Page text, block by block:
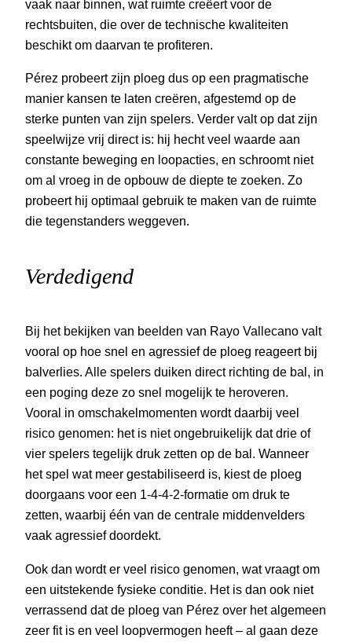
vaak naar binnen, wat ruimte creëert voor de
rechtsbuiten, die over de technische kwaliteiten
beschikt om daarvan te profiteren.
Pérez probeert zijn ploeg dus op een pragmatische
manier kansen te laten creëren, afgestemd op de
sterke punten van zijn spelers. Verder valt op dat zijn
speelwijze vrij direct is: hij hecht veel waarde aan
constante beweging en loopacties, en schroomt niet
om al vroeg in de opbouw de diepte te zoeken. Zo
probeert hij optimaal gebruik te maken van de ruimte
die tegenstanders weggeven.
Verdedigend
Bij het bekijken van beelden van Rayo Vallecano valt
vooral op hoe snel en agressief de ploeg reageert bij
balverlies. Alle spelers duiken direct richting de bal, in
een poging deze zo snel mogelijk te heroveren.
Vooral in omschakelmomenten wordt daarbij veel
risico genomen: het is niet ongebruikelijk dat drie of
vier spelers tegelijk druk zetten op de bal. Wanneer
het spel wat meer gestabiliseerd is, kiest de ploeg
doorgaans voor een 1-4-4-2-formatie om druk te
zetten, waarbij één van de centrale middenvelders
vaak agressief doordekt.
Ook dan wordt er veel risico genomen, wat vraagt om
een uitstekende fysieke conditie. Het is dan ook niet
verrassend dat de ploeg van Pérez over het algemeen
zeer fit is en veel loopvermogen heeft – al gaan deze